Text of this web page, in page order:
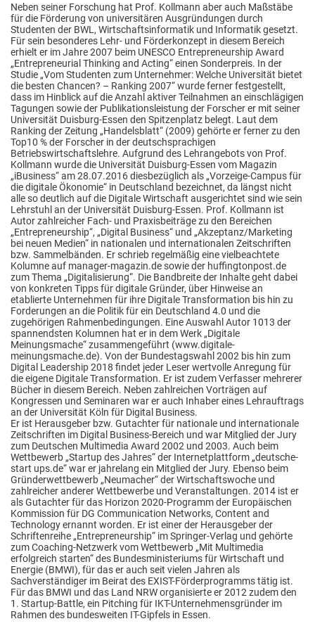
Neben seiner Forschung hat Prof. Kollmann aber auch Maßstäbe
für die Förderung von universitären Ausgründungen durch
Studenten der BWL, Wirtschaftsinformatik und Informatik gesetzt.
Für sein besonderes Lehr- und Förderkonzept in diesem Bereich
erhielt er im Jahre 2007 beim UNESCO Entrepreneurship Award
„Entrepreneurial Thinking and Acting“ einen Sonderpreis. In der
Studie „Vom Studenten zum Unternehmer: Welche Universität bietet
die besten Chancen? – Ranking 2007“ wurde ferner festgestellt,
dass im Hinblick auf die Anzahl aktiver Teilnahmen an einschlägigen
Tagungen sowie der Publikationsleistung der Forscher er mit seiner
Universität Duisburg-Essen den Spitzenplatz belegt. Laut dem
Ranking der Zeitung „Handelsblatt“ (2009) gehörte er ferner zu den
Top10 % der Forscher in der deutschsprachigen
Betriebswirtschaftslehre. Aufgrund des Lehrangebots von Prof.
Kollmann wurde die Universität Duisburg-Essen vom Magazin
„iBusiness“ am 28.07.2016 diesbezüglich als „Vorzeige-Campus für
die digitale Ökonomie“ in Deutschland bezeichnet, da längst nicht
alle so deutlich auf die Digitale Wirtschaft ausgerichtet sind wie sein
Lehrstuhl an der Universität Duisburg-Essen. Prof. Kollmann ist
Autor zahlreicher Fach- und Praxisbeiträge zu den Bereichen
„Entrepreneurship“, „Digital Business“ und „Akzeptanz/Marketing
bei neuen Medien“ in nationalen und internationalen Zeitschriften
bzw. Sammelbänden. Er schrieb regelmäßig eine vielbeachtete
Kolumne auf manager-magazin.de sowie der huffingtonpost.de
zum Thema „Digitalisierung“. Die Bandbreite der Inhalte geht dabei
von konkreten Tipps für digitale Gründer, über Hinweise an
etablierte Unternehmen für ihre Digitale Transformation bis hin zu
Forderungen an die Politik für ein Deutschland 4.0 und die
zugehörigen Rahmenbedingungen. Eine Auswahl Autor 1013 der
spannendsten Kolumnen hat er in dem Werk „Digitale
Meinungsmache“ zusammengeführt (www.digitale-
meinungsmache.de). Von der Bundestagswahl 2002 bis hin zum
Digital Leadership 2018 findet jeder Leser wertvolle Anregung für
die eigene Digitale Transformation. Er ist zudem Verfasser mehrerer
Bücher in diesem Bereich. Neben zahlreichen Vorträgen auf
Kongressen und Seminaren war er auch Inhaber eines Lehrauftrags
an der Universität Köln für Digital Business.
Er ist Herausgeber bzw. Gutachter für nationale und internationale
Zeitschriften im Digital Business-Bereich und war Mitglied der Jury
zum Deutschen Multimedia Award 2002 und 2003. Auch beim
Wettbewerb „Startup des Jahres“ der Internetplattform „deutsche-
start ups.de“ war er jahrelang ein Mitglied der Jury. Ebenso beim
Gründerwettbewerb „Neumacher“ der Wirtschaftswoche und
zahlreicher anderer Wettbewerbe und Veranstaltungen. 2014 ist er
als Gutachter für das Horizon 2020-Programm der Europäischen
Kommission für DG Communication Networks, Content and
Technology ernannt worden. Er ist einer der Herausgeber der
Schriftenreihe „Entrepreneurship“ im Springer-Verlag und gehörte
zum Coaching-Netzwerk vom Wettbewerb „Mit Multimedia
erfolgreich starten“ des Bundesministeriums für Wirtschaft und
Energie (BMWI), für das er auch seit vielen Jahren als
Sachverständiger im Beirat des EXIST-Förderprogramms tätig ist.
Für das BMWI und das Land NRW organisierte er 2012 zudem den
1. Startup-Battle, ein Pitching für IKT-Unternehmensgründer im
Rahmen des bundesweiten IT-Gipfels in Essen.